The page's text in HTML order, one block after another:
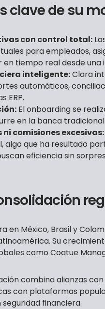
clave de su
con control total:
para empleados,
tiempo real desde una
inteligente:Clara
automáticos,
ERP.
El onboarding se
en la banca tradicional.
comisiones excesivas:
algo que ha resultado
eficiencia sin
en México, Brasil y
Su
como Coatue
combina alianzas
con plataformas
financiera.